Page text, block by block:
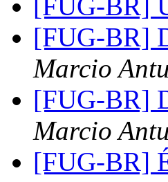
[FUG-BR]
[FUG-BR]
Marcio
[FUG-BR]
Marcio
[FUG-BR]